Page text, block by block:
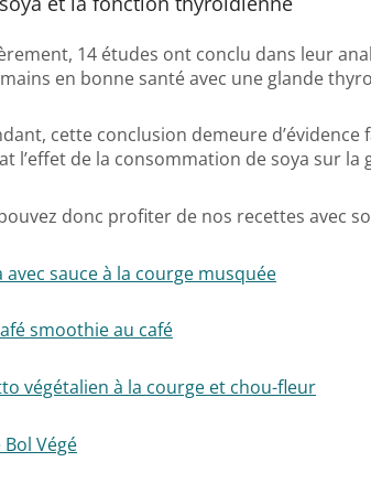
14 études ont conclu dans leur
en bonne santé avec une glande
cette conclusion demeure
l’effet de la consommation de soya sur la
donc profiter de nos recettes avec
avec sauce à la courge musquée
smoothie au café
végétalien à la courge et chou-fleur
Bol Végé